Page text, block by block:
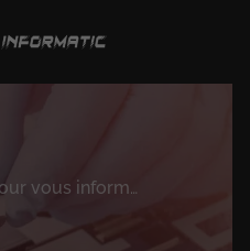
Des contenus pensés pour vous informer, vous inspirer, vous guider